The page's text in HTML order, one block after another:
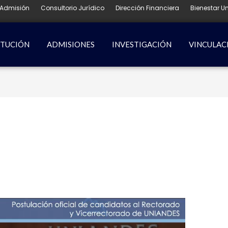
Admisión Consultorio Jurídico Dirección Financiera Bienestar
ADMISIONES INVESTIGACIÓN